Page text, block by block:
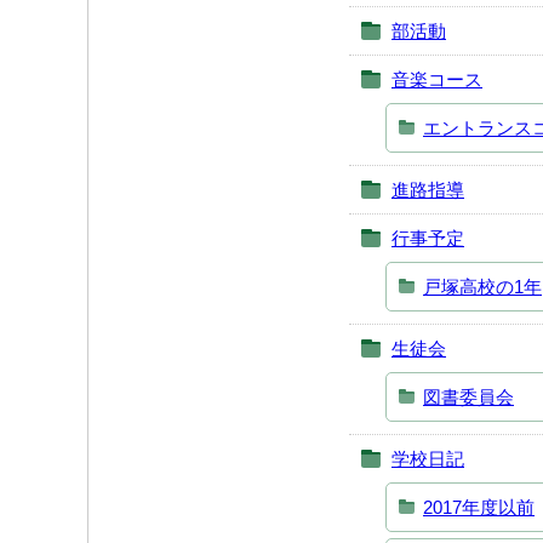
部活動
音楽コース
エントランス
進路指導
行事予定
戸塚高校の1年
生徒会
図書委員会
学校日記
2017年度以前